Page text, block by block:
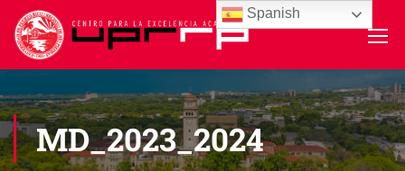
MD_2023_2024
Spanish